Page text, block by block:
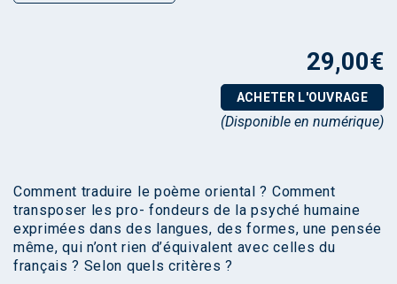
29,00€
ACHETER L'OUVRAGE
(Disponible en numérique)
Comment traduire le poème oriental ? Comment
transposer les pro- fondeurs de la psyché humaine
exprimées dans des langues, des formes, une pensée
même, qui n’ont rien d’équivalent avec celles du
français ? Selon quels critères ?